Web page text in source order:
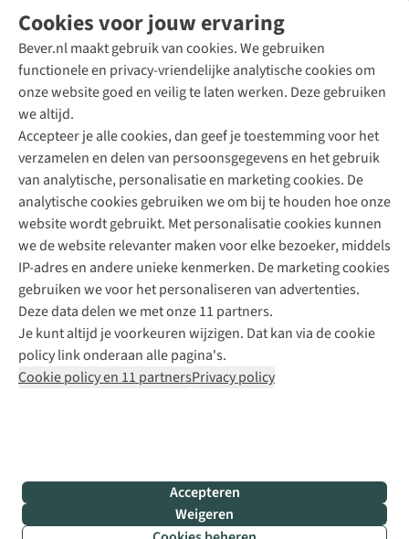
Cookies voor jouw ervaring
Bever.nl maakt gebruik van cookies. We gebruiken
functionele en privacy-vriendelijke analytische cookies om
onze website goed en veilig te laten werken. Deze gebruiken
we altijd.
Accepteer je alle cookies, dan geef je toestemming voor het
verzamelen en delen van persoonsgegevens en het gebruik
van analytische, personalisatie en marketing cookies. De
analytische cookies gebruiken we om bij te houden hoe onze
website wordt gebruikt. Met personalisatie cookies kunnen
we de website relevanter maken voor elke bezoeker, middels
IP-adres en andere unieke kenmerken. De marketing cookies
gebruiken we voor het personaliseren van advertenties.
Deze data delen we met onze 11 partners.
Je kunt altijd je voorkeuren wijzigen. Dat kan via de cookie
policy link onderaan alle pagina's.
Cookie policy en 11 partnersPrivacy policy
Accepteren
Weigeren
Direct advies van een Buitenexpert
+31 (0)85 888 50 88
+31 6 12 28 49 80
Contactformulier
Bever
B.V.